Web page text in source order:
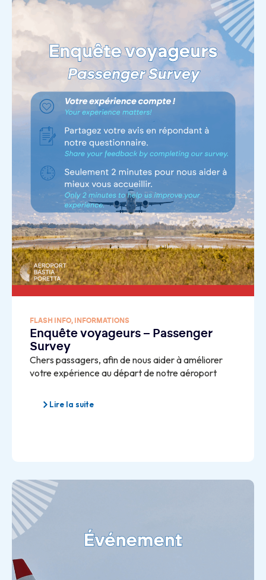
FLASH INFO, INFORMATIONS
Enquête voyageurs – Passenger
Survey
Chers passagers, afin de nous aider à améliorer
votre expérience au départ de notre aéroport
Lire la suite